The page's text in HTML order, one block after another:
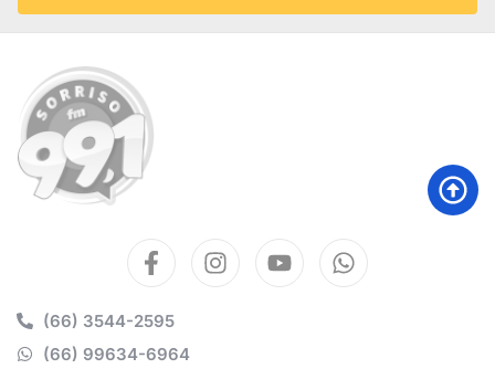
(66) 3544-2595
(66) 99634-6964